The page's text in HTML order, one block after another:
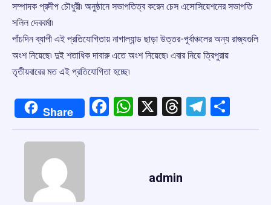
সম্পাদক প্রদীপ চৌধুরী৷ অনুষ্ঠানে সভাপতিত্ব করেন চেস এসোসিয়েশনের সভাপতি
সলিল দেববর্মা৷
পাঁচদিন ব্যাপী এই প্রতিযোগিতায় নাগাল্যান্ড ছাড়া উত্তর-পূর্বাঞ্চলের অন্য রাজ্যগুলি
অংশ নিয়েছে৷ দুই শতাধিক দাবারু এতে অংশ নিয়েছে৷ এবার নিয়ে ত্রিপুরায়
তৃতীয়বারের মত এই প্রতিযোগিতা হচ্ছে৷
Share Facebook
WhatsApp
X Threads
admin